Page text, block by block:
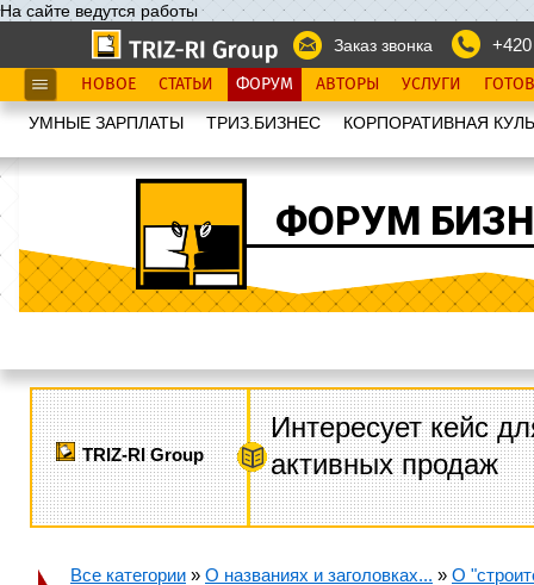
На сайте ведутся работы
Заказ звонка
НОВОЕ СТАТЬИ ФОРУМ АВТОРЫ УСЛУГИ
УМНЫЕ ЗАРПЛАТЫ ТРИЗ.БИЗНЕС КОРПОРАТИВНАЯ
ФОРУМ
TRIZ-RI Group
Интересует кейс
активных продаж
Все категории » О названиях и заголовках... » О